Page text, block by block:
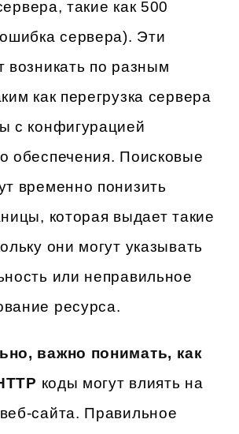
такие как 500
сервера). Эти
возникать по разным
как перегрузка сервера
с конфигурацией
обеспечения. Поисковые
временно понизить
которая выдает такие
они могут указывать
или неправильное
ресурса.
важно понимать, как
коды могут влиять на
сайта. Правильное